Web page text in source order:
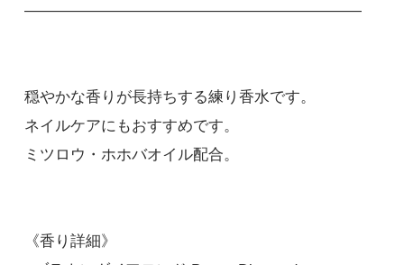
――――――――――――――――――――――
穏やかな香りが長持ちする練り香水です。
ネイルケアにもおすすめです。
ミツロウ・ホホバオイル配合。
《香り詳細》